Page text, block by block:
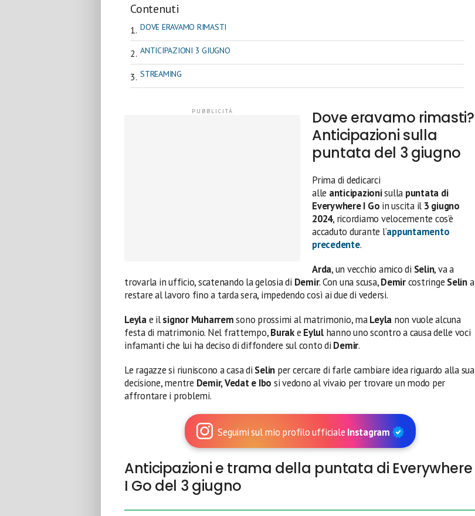
Contenuti
DOVE ERAVAMO RIMASTI
ANTICIPAZIONI 3 GIUGNO
STREAMING
Dove eravamo rimasti?
Anticipazioni sulla
puntata del 3 giugno
Prima di dedicarci
alle anticipazionisulla puntata di
Everywhere I Go in uscita il 3 giugno
2024, ricordiamo velocemente cos’è
accaduto durante l’appuntamento
precedente.
Arda, un vecchio amico di Selin, va a
trovarla in ufficio, scatenando la gelosia di Demir. Con una scusa,Demircostringe Selina
restare al lavoro fino a tarda sera, impedendo così ai due di vedersi.
Leylae ilsignor Muharremsono prossimi al matrimonio, maLeyla non vuole alcuna
festa di matrimonio. Nel frattempo,Burake Eylulhanno uno scontro a causa delle voci
infamanti che lui ha deciso di diffondere sul conto di Demir.
Le ragazze si riuniscono a casa di Selin per cercare di farle cambiare idea riguardo alla sua
decisione, mentre Demir, Vedat e Ibo si vedono al vivaio per trovare un modo per
affrontare i problemi.
Seguimi sul mio profilo ufficiale Instagram
Anticipazioni e trama della puntata di Everywhere
I Go del 3 giugno